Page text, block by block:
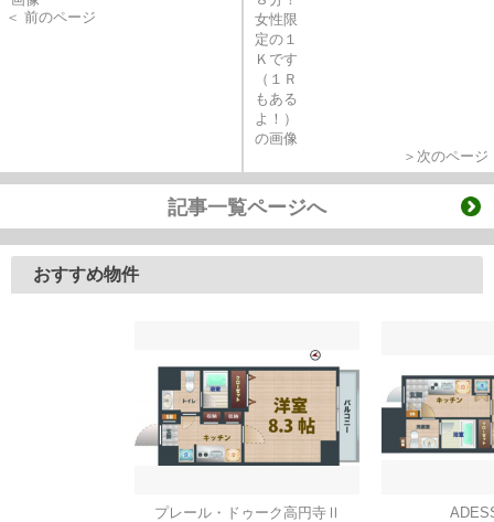
＜ 前のページ
＞次のページ
記事一覧ページへ
おすすめ物件
プレール・ドゥーク高円寺Ⅱ